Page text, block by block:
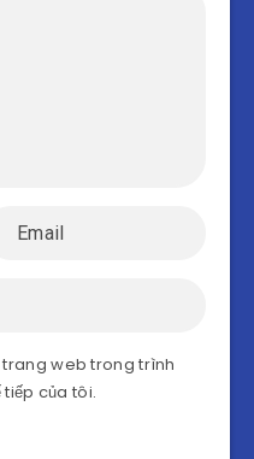
web trong trình
của tôi.